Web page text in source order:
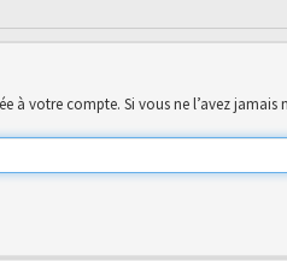
à votre compte. Si vous ne l’avez